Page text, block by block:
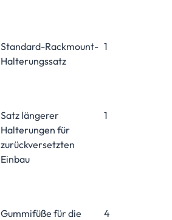
Standard-Rackmount-
Halterungssatz
1
Satz längerer
Halterungen für
zurückversetzten
Einbau
1
Gummifüße für die
4